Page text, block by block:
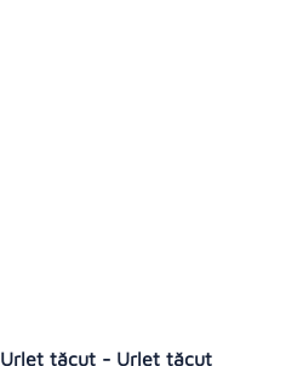
Urlet tăcut - Urlet tăcut